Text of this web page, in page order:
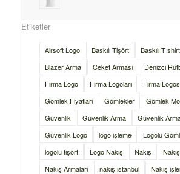
Etiketler
Airsoft Logo Baskılı Tişört
Baskılı T shirt
Blazer Arma
Ceket Arması
Denizci
Firma Logo
Firma Logoları Firma
Gömlek Fiyatları
Gömlekler
Gömlek
Güvenlik
Güvenlik Arma
Güvenlik
Güvenlik Logo
logo işleme
Logolu
logolu tişört
Logo Nakış Nakış
Nakış Armaları
nakış istanbul
Nakış